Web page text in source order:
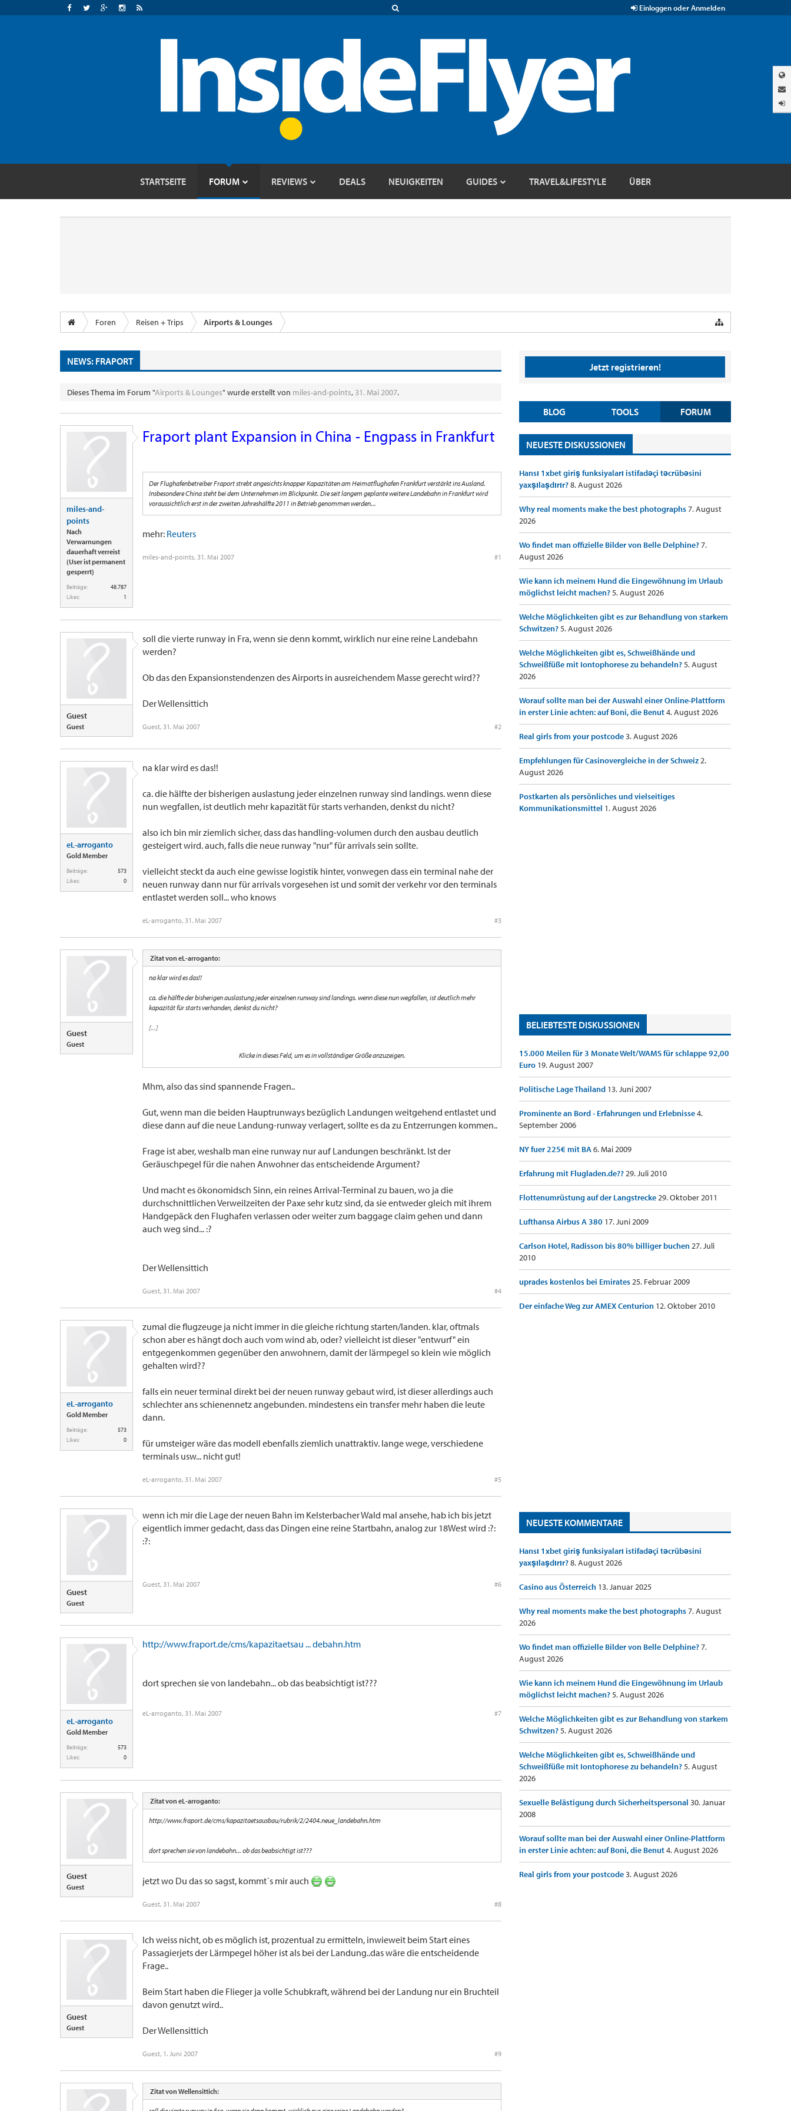
Einloggen oder Anmelden
STARTSEITE FORUM REVIEWS DEALS NEUIGKEITEN GUIDES TRAVEL&LIFESTYLE ÜBER
Foren Reisen + Trips Airports & Lounges
NEWS: FRAPORT
Dieses Thema im Forum "Airports & Lounges" wurde erstellt von miles-and-points, 31. Mai 2007.
miles-and-
points
Nach
Verwarnungen
dauerhaft verreist
(User ist permanent
gesperrt)
Beiträge:
48.787
Likes:
1
Fraport plant Expansion in China - Engpass in Frankfurt
Der Flughafenbetreiber Fraport strebt angesichts knapper Kapazitäten am Heimatflughafen Frankfurt verstärkt ins Ausland.
Insbesondere China steht bei dem Unternehmen im Blickpunkt. Die seit langem geplante weitere Landebahn in Frankfurt wird
voraussichtlich erst in der zweiten Jahreshälfte 2011 in Betrieb genommen werden...
mehr: Reuters
miles-and-points, 31. Mai 2007 #1
Guest
Guest
soll die vierte runway in Fra, wenn sie denn kommt, wirklich nur eine reine Landebahn
werden?
Ob das den Expansionstendenzen des Airports in ausreichendem Masse gerecht wird??
Der Wellensittich
Guest, 31. Mai 2007 #2
eL-arroganto
Gold Member
Beiträge:
573
Likes:
0
na klar wird es das!!
ca. die hälfte der bisherigen auslastung jeder einzelnen runway sind landings. wenn diese
nun wegfallen, ist deutlich mehr kapazität für starts verhanden, denkst du nicht?
also ich bin mir ziemlich sicher, dass das handling-volumen durch den ausbau deutlich
gesteigert wird. auch, falls die neue runway "nur" für arrivals sein sollte.
vielleicht steckt da auch eine gewisse logistik hinter, vonwegen dass ein terminal nahe der
neuen runway dann nur für arrivals vorgesehen ist und somit der verkehr vor den terminals
entlastet werden soll... who knows
eL-arroganto, 31. Mai 2007 #3
Guest
Guest
Zitat von eL-arroganto:
na klar wird es das!!
ca. die hälfte der bisherigen auslastung jeder einzelnen runway sind landings. wenn diese nun wegfallen, ist deutlich mehr
kapazität für starts verhanden, denkst du nicht?
[...]
vorgesehen ist und somit der verkehr vor den terminals entlastet werden soll... who knows
Klicke in dieses Feld, um es in vollständiger Größe anzuzeigen.
Mhm, also das sind spannende Fragen..
Gut, wenn man die beiden Hauptrunways bezüglich Landungen weitgehend entlastet und
diese dann auf die neue Landung-runway verlagert, sollte es da zu Entzerrungen kommen..
Frage ist aber, weshalb man eine runway nur auf Landungen beschränkt. Ist der
Geräuschpegel für die nahen Anwohner das entscheidende Argument?
Und macht es ökonomidsch Sinn, ein reines Arrival-Terminal zu bauen, wo ja die
durchschnittlichen Verweilzeiten der Paxe sehr kutz sind, da sie entweder gleich mit ihrem
Handgepäck den Flughafen verlassen oder weiter zum baggage claim gehen und dann
auch weg sind... :?
Der Wellensittich
Guest, 31. Mai 2007 #4
eL-arroganto
Gold Member
Beiträge:
573
Likes:
0
zumal die flugzeuge ja nicht immer in die gleiche richtung starten/landen. klar, oftmals
schon aber es hängt doch auch vom wind ab, oder? vielleicht ist dieser "entwurf" ein
entgegenkommen gegenüber den anwohnern, damit der lärmpegel so klein wie möglich
gehalten wird??
falls ein neuer terminal direkt bei der neuen runway gebaut wird, ist dieser allerdings auch
schlechter ans schienennetz angebunden. mindestens ein transfer mehr haben die leute
dann.
für umsteiger wäre das modell ebenfalls ziemlich unattraktiv. lange wege, verschiedene
terminals usw... nicht gut!
eL-arroganto, 31. Mai 2007 #5
Guest
Guest
wenn ich mir die Lage der neuen Bahn im Kelsterbacher Wald mal ansehe, hab ich bis jetzt
eigentlich immer gedacht, dass das Dingen eine reine Startbahn, analog zur 18West wird :?:
:?:
Guest, 31. Mai 2007 #6
eL-arroganto
Gold Member
Beiträge:
573
Likes:
0
http://www.fraport.de/cms/kapazitaetsau ... debahn.htm
dort sprechen sie von landebahn... ob das beabsichtigt ist???
eL-arroganto, 31. Mai 2007 #7
Guest
Guest
Zitat von eL-arroganto:
http://www.fraport.de/cms/kapazitaetsausbau/rubrik/2/2404.neue_landebahn.htm
dort sprechen sie von landebahn... ob das beabsichtigt ist???
jetzt wo Du das so sagst, kommt´s mir auch
Guest, 31. Mai 2007 #8
Guest
Guest
Ich weiss nicht, ob es möglich ist, prozentual zu ermitteln, inwieweit beim Start eines
Passagierjets der Lärmpegel höher ist als bei der Landung..das wäre die entscheidende
Frage..
Beim Start haben die Flieger ja volle Schubkraft, während bei der Landung nur ein Bruchteil
davon genutzt wird..
Der Wellensittich
Guest, 1. Juni 2007 #9
Zitat von Wellensittich:
Jetzt registrieren!
BLOG TOOLS FORUM
NEUESTE DISKUSSIONEN
Hansı 1xbet giriş funksiyaları istifadəçi təcrübəsini
yaxşılaşdırır?8. August 2026
Why real moments make the best photographs7. August
2026
Wo findet man offizielle Bilder von Belle Delphine?7.
August 2026
Wie kann ich meinem Hund die Eingewöhnung im Urlaub
möglichst leicht machen?5. August 2026
Welche Möglichkeiten gibt es zur Behandlung von starkem
Schwitzen?5. August 2026
Welche Möglichkeiten gibt es, Schweißhände und
Schweißfüße mit Iontophorese zu behandeln?5. August
2026
Worauf sollte man bei der Auswahl einer Online-Plattform
in erster Linie achten: auf Boni, die Benut4. August 2026
Real girls from your postcode3. August 2026
Empfehlungen für Casinovergleiche in der Schweiz2.
August 2026
Postkarten als persönliches und vielseitiges
Kommunikationsmittel 1. August 2026
BELIEBTESTE DISKUSSIONEN
15.000 Meilen für 3 Monate Welt/WAMS für schlappe 92,00
Euro 19. August 2007
Politische Lage Thailand 13. Juni 2007
Prominente an Bord - Erfahrungen und Erlebnisse4.
September 2006
NY fuer 225€ mit BA6. Mai 2009
Erfahrung mit Flugladen.de??29. Juli 2010
Flottenumrüstung auf der Langstrecke29. Oktober 2011
Lufthansa Airbus A 380 17. Juni 2009
Carlson Hotel, Radisson bis 80% billiger buchen27. Juli
2010
uprades kostenlos bei Emirates25. Februar 2009
Der einfache Weg zur AMEX Centurion 12. Oktober 2010
NEUESTE KOMMENTARE
Hansı 1xbet giriş funksiyaları istifadəçi təcrübəsini
yaxşılaşdırır?8. August 2026
Casino aus Österreich 13. Januar 2025
Why real moments make the best photographs7. August
2026
Wo findet man offizielle Bilder von Belle Delphine?7.
August 2026
Wie kann ich meinem Hund die Eingewöhnung im Urlaub
möglichst leicht machen?5. August 2026
Welche Möglichkeiten gibt es zur Behandlung von starkem
Schwitzen?5. August 2026
Welche Möglichkeiten gibt es, Schweißhände und
Schweißfüße mit Iontophorese zu behandeln?5. August
2026
Sexuelle Belästigung durch Sicherheitspersonal 30. Januar
2008
Worauf sollte man bei der Auswahl einer Online-Plattform
in erster Linie achten: auf Boni, die Benut4. August 2026
Real girls from your postcode3. August 2026